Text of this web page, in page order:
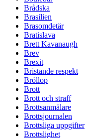
Brådska
Brasilien
Brasomdetär
Bratislava
Brett Kavanaugh
Brev
Brexit
Bristande respekt
Bröllop
Brott
Brott och straff
Brottsanmälare
Brottsjournalen
Brottsliga uppgifter
Brottslighet